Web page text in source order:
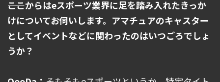
――ここからはeスポーツ業界に足を踏み入れたきっか
けについてお伺いします。アマチュアのキャスター
としてイベントなどに関わったのはいつごろでしょ
うか？